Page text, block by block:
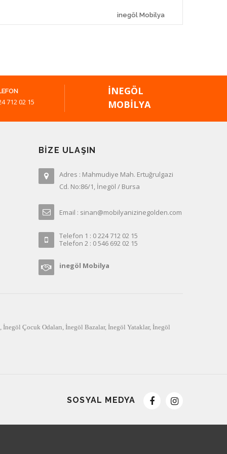
inegöl Mobilya
712 02 15
İNEGÖL
MOBILYA
BIZE ULAŞIN
Adres : Mahmudiye Mah. Ertuğrulgazi
Cd. No:86/1, İnegöl / Bursa
Email : sinan@mobilyanizinegolden.com
Telefon 1 : 0 224 712 02 15
Telefon 2 : 0 546 692 02 15
inegöl Mobilya
İnegöl Çocuk Odaları İnegöl Bazalar, İnegöl Yataklar, İnegöl
SOSYAL MEDYA